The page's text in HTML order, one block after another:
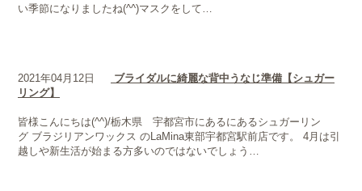
い季節になりましたね(^^)マスクをして…
2021年04月12日
ブライダルに綺麗な背中うなじ準備【シュガー
リング】
皆様こんにちは(^^)/栃木県 宇都宮市にあるにあるシュガーリン
グ ブラジリアンワックス のLaMina東部宇都宮駅前店です。 4月は引
越しや新生活が始まる方多いのではないでしょう…